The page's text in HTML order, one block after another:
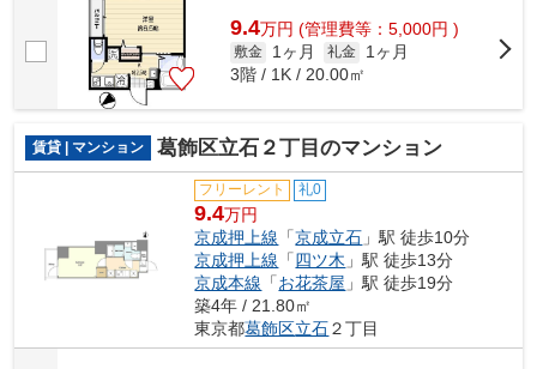
9.4万円 (管理費等：5,000円 )
敷金 1ヶ月 礼金
1ヶ月
3階 / 1K / 20.00㎡
賃貸 | マンション 葛飾区立石２丁目のマンション
フリーレント 礼0
9.4万円
京成押上線 「京成立石 」駅 徒歩10分
京成押上線 「四ツ木 」駅 徒歩13分
京成本線 「お花茶屋 」駅 徒歩19分
築4年 / 21.80㎡
東京都葛飾区立石２丁目